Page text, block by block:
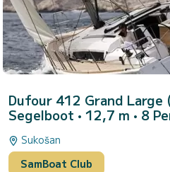
Dufour 412 Grand Large
Segelboot • 12,7 m • 8
Sukošan
SamBoat Club